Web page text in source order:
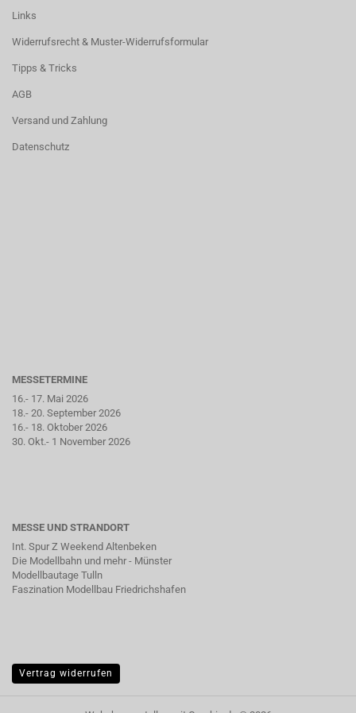
Links
Widerrufsrecht & Muster-Widerrufsformular
Tipps & Tricks
AGB
Versand und Zahlung
Datenschutz
MESSETERMINE
16.- 17. Mai 2026
18.- 20. September 2026
16.- 18. Oktober 2026
30. Okt.- 1 November 2026
MESSE UND STRANDORT
Int. Spur Z Weekend Altenbeken
Die Modellbahn und mehr - Münster
Modellbautage Tulln
Faszination Modellbau Friedrichshafen
Vertrag widerrufen